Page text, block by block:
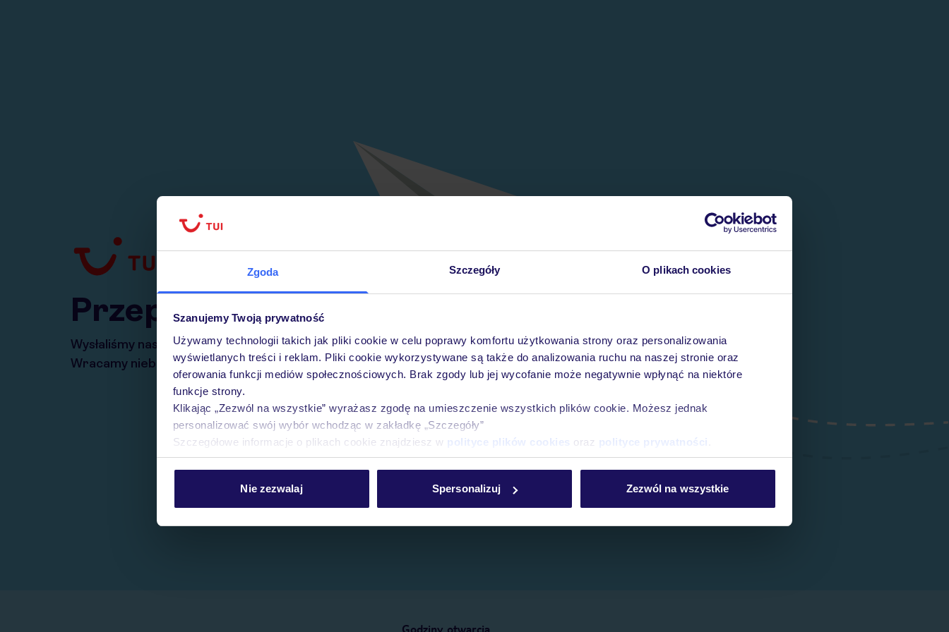
Zgoda Szczegóły O plikach cookies
Szanujemy Twoją prywatność
Używamy technologii takich jak pliki cookie w celu poprawy komfortu użytkowania strony oraz personalizowania
wyświetlanych treści i reklam. Pliki cookie wykorzystywane są także do analizowania ruchu na naszej stronie oraz
oferowania funkcji mediów społecznościowych. Brak zgody lub jej wycofanie może negatywnie wpłynąć na niektóre
funkcje strony.
Klikając „Zezwól na wszystkie” wyrażasz zgodę na umieszczenie wszystkich plików cookie. Możesz jednak
personalizować swój wybór wchodząc w zakładkę „Szczegóły”
Szczegółowe informacje o plikach cookie znajdziesz w polityce plików cookies oraz polityce prywatności
Nie zezwalaj Spersonalizuj Zezwól na wszystkie
Przepraszamy
Wysłaliśmy nasz serwis na krótkie wakacje.
Wracamy niebawem!
Godziny otwarcia